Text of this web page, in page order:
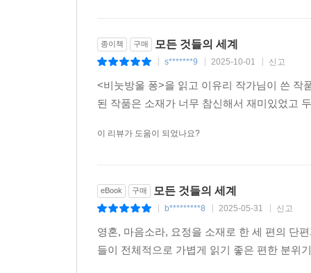
종이책 구매 모든 것들의 세계
s*******9 2025-10-01 신고
<비눗방울 퐁>을 읽고 이유리 작가님이 쓴 작
된 작품은 소재가 너무 참신해서 재미있었고
이 리뷰가 도움이 되었나요?
eBook 구매 모든 것들의 세계
b*********8 2025-05-31 신고
영혼, 마음소라, 요정을 소재로 한 세 편의 단
들이 전체적으로 가볍게 읽기 좋은 편한 분위